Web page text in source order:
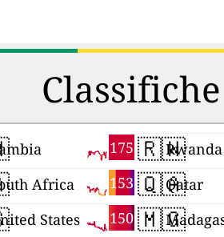
175
153
Africa
150
States
🇷🇼Rwanda
🇶🇦Qatar
🇲🇬